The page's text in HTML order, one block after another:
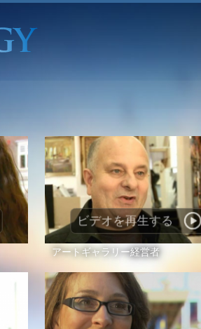
ビデオを再生する
アートギャラリー経営者